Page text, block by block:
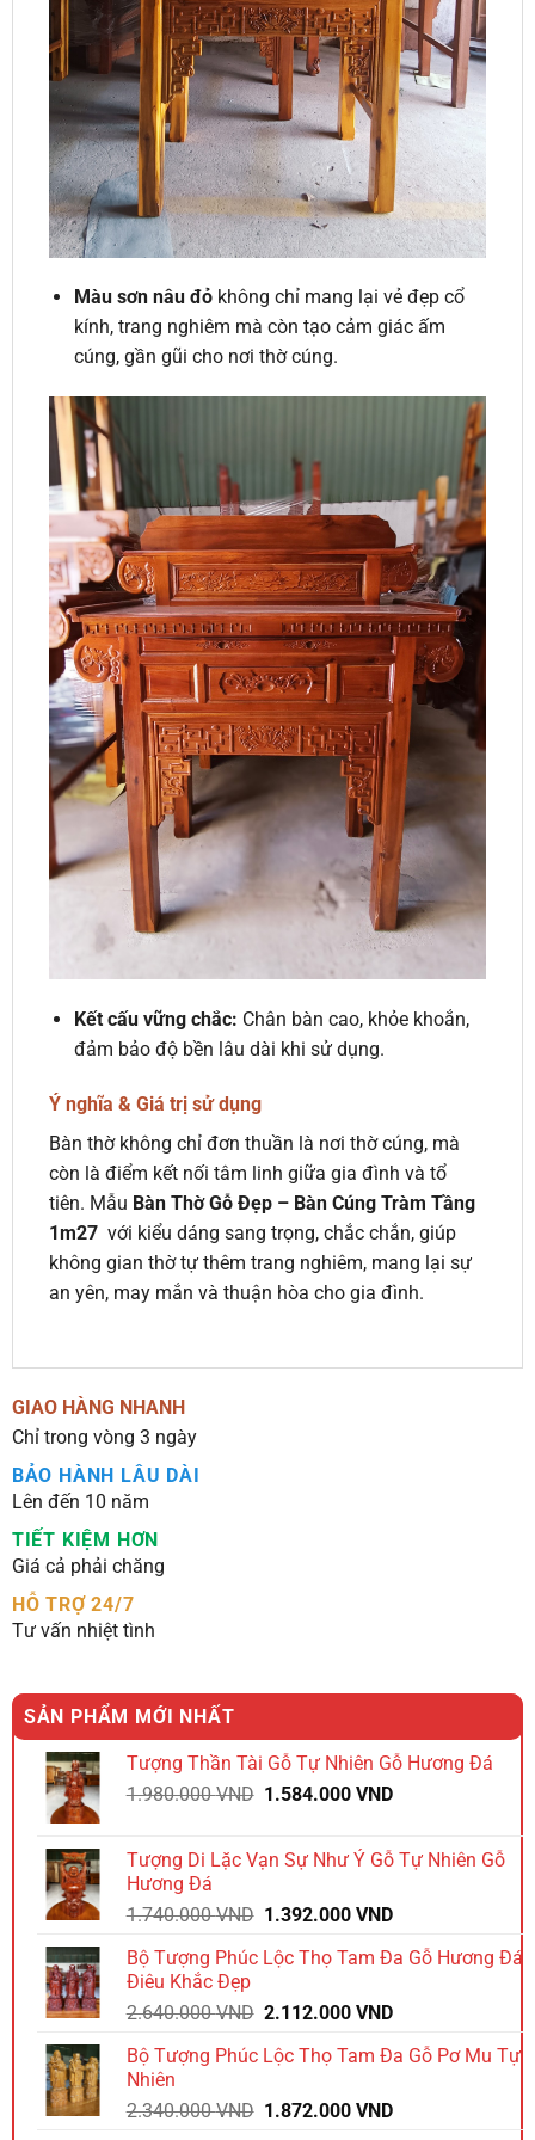
Màu sơn nâu đỏkhông chỉ mang lại vẻ đẹp cổ
kính, trang nghiêm mà còn tạo cảm giác ấm
cúng, gần gũi cho nơi thờ cúng.
Kết cấu vững chắc: Chân bàn cao, khỏe khoắn,
đảm bảo độ bền lâu dài khi sử dụng.
Ý nghĩa & Giá trị sử dụng
Bàn thờ không chỉ đơn thuần là nơi thờ cúng, mà
còn là điểm kết nối tâm linh giữa gia đình và tổ
tiên. Mẫu Bàn Thờ Gỗ Đẹp – Bàn Cúng Tràm Tầng
1m27 với kiểu dáng sang trọng, chắc chắn, giúp
không gian thờ tự thêm trang nghiêm, mang lại sự
an yên, may mắn và thuận hòa cho gia đình.
GIAO HÀNG NHANH
Chỉ trong vòng 3 ngày
BẢO HÀNH LÂU DÀI
Lên đến 10 năm
TIẾT KIỆM HƠN
Giá cả phải chăng
HỖ TRỢ 24/7
Tư vấn nhiệt tình
SẢN PHẨM MỚI NHẤT
Tượng Thần Tài Gỗ Tự Nhiên Gỗ Hương Đá
1.980.000VND Giá
1.980.000 VND.
1.584.000VNDGiá
là:
Tượng Di Lặc Vạn Sự Như Ý Gỗ Tự Nhiên Gỗ
Hương Đá
1.740.000VND Giá
là:
1.392.000VNDGiá
tại
1.392.000 VND.
Bộ Tượng Phúc Lộc Thọ Tam Đa Gỗ Hương Đá
Điêu Khắc Đẹp
2.640.000VND Giá
là:
2.112.000VNDGiá
tại
2.112.000 VND.
Bộ Tượng Phúc Lộc Thọ Tam Đa Gỗ Pơ Mu Tự
Nhiên
2.340.000VND Giá
1.872.000VNDGiá